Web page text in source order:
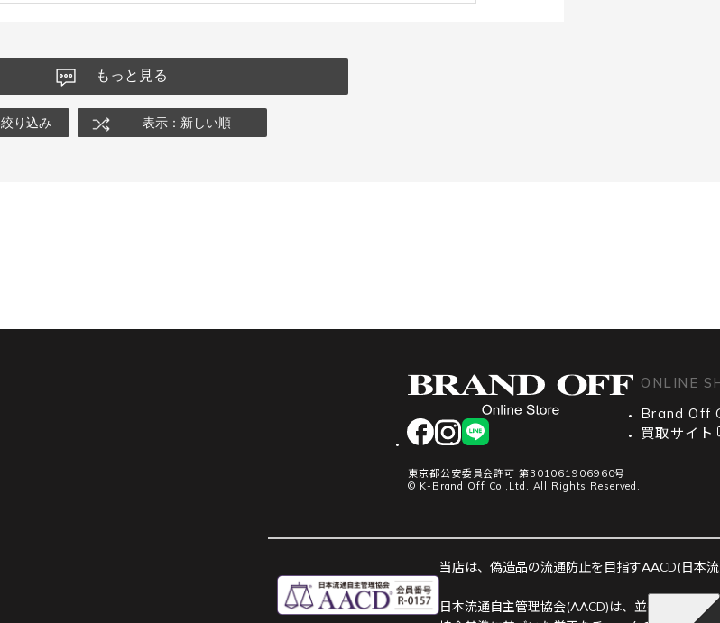
もっと見る
絞り込み 表示：新しい順
facebookinstagram
LINE
東京都公安委員会許可 第301061906960号
© K-Brand Off Co.,Ltd. All Rights Reserved.
ONLINE
Brand Off
買取サイト
当店は、偽造品の流通防止を目指すAACD(日本
日本流通自主管理協会(AACD)は、並行輸入市